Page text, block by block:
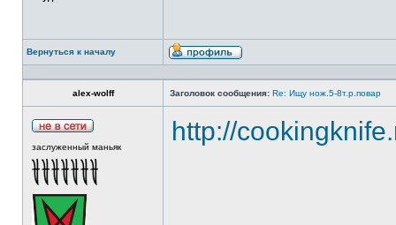
Вернуться к началу
alex-wolff Заголовок сообщения: Re: Ищу нож.5-8т.р.повар
заслуженный маньяк
http://